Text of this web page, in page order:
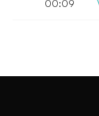
00:09